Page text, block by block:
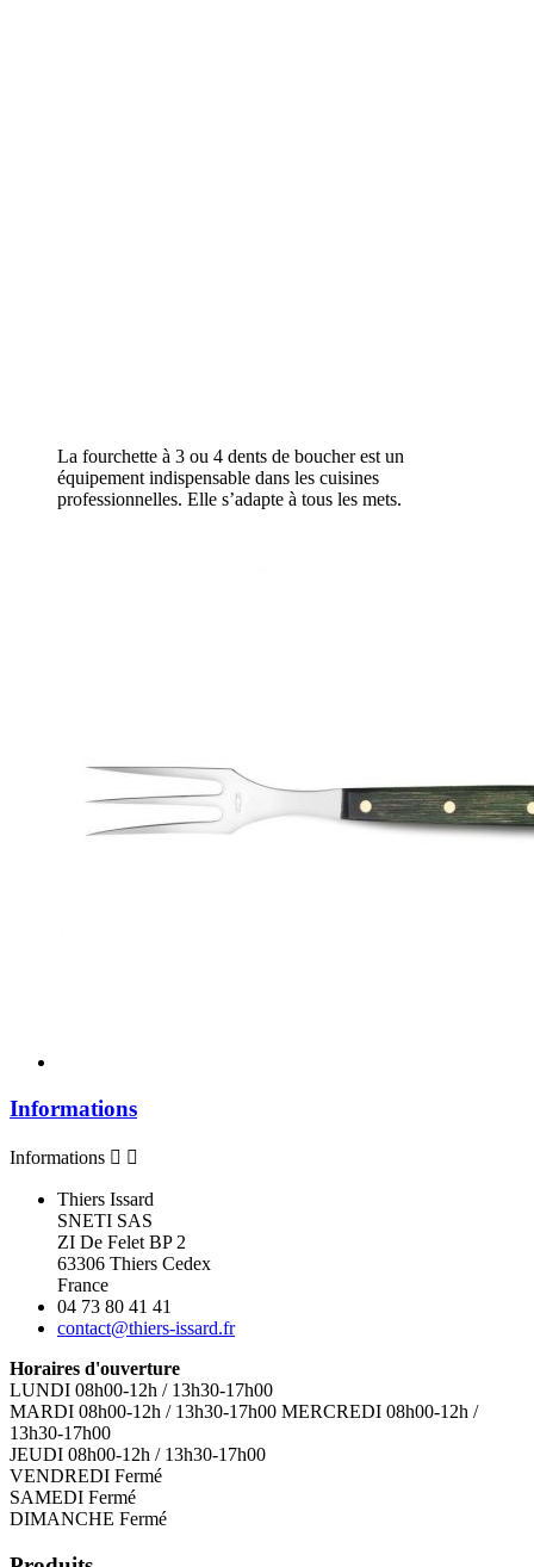
La fourchette à 3 ou 4 dents de boucher est un
équipement indispensable dans les cuisines
professionnelles. Elle s’adapte à tous les mets.
Informations
Informations  
Thiers Issard
SNETI SAS
ZI De Felet BP 2
63306 Thiers Cedex
France
04 73 80 41 41
contact@thiers-issard.fr
Horaires d'ouverture
LUNDI 08h00-12h / 13h30-17h00
MARDI 08h00-12h / 13h30-17h00 MERCREDI 08h00-12h /
13h30-17h00
JEUDI 08h00-12h / 13h30-17h00
VENDREDI Fermé
SAMEDI Fermé
DIMANCHE Fermé